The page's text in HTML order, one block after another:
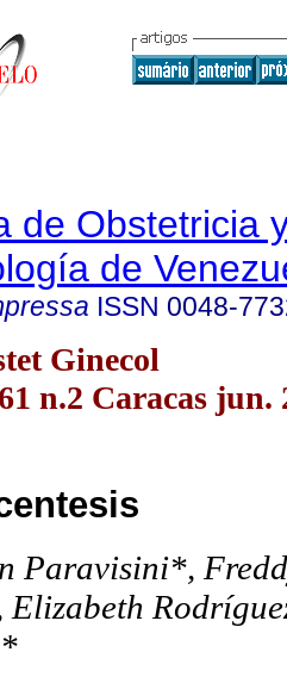
de Obstetricia
de
ISSN 0048-
Ginecol
n.2 Caracas jun.
Paravisini*,